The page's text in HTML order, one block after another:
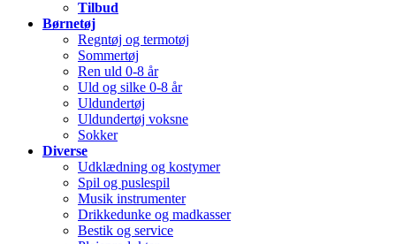
Tilbud
Børnetøj
Regntøj og termotøj
Sommertøj
Ren uld 0-8 år
Uld og silke 0-8 år
Uldundertøj
Uldundertøj voksne
Sokker
Diverse
Udklædning og kostymer
Spil og puslespil
Musik instrumenter
Drikkedunke og madkasser
Bestik og service